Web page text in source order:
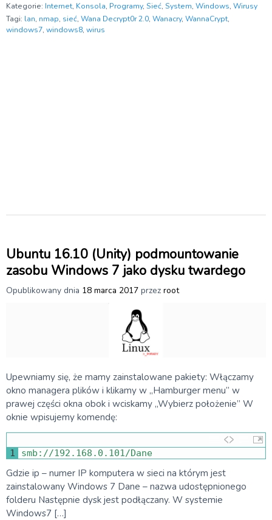
Kategorie: Internet, Konsola, Programy, Sieć, System, Windows, Wirusy
Tagi: lan, nmap, sieć, Wana Decrypt0r 2.0, Wanacry, WannaCrypt,
windows7, windows8, wirus
Ubuntu 16.10 (Unity) podmountowanie
zasobu Windows 7 jako dysku twardego
Opublikowany dnia 18 marca 2017 przez root
Upewniamy się, że mamy zainstalowane pakiety: Włączamy
okno managera plików i klikamy w „Hamburger menu” w
prawej części okna obok i wciskamy „Wybierz położenie” W
oknie wpisujemy komendę:
1 smb : //192.168.0.101/Dane
Gdzie ip – numer IP komputera w sieci na którym jest
zainstalowany Windows 7 Dane – nazwa udostępnionego
folderu Następnie dysk jest podłączany. W systemie
Windows7 […]